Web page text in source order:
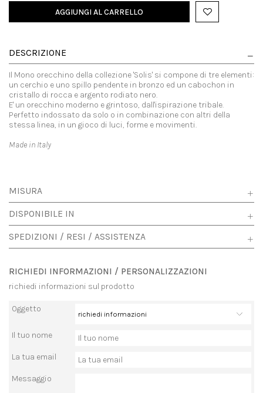
AGGIUNGI AL CARRELLO
DESCRIZIONE
Il Mono orecchino della collezione 'Solis' si compone di tre elementi:
un cerchio e uno spillo pendente in bronzo ed un cabochon in
cristallo di rocca e argento rodiato nero.
E' un orecchino moderno e grintoso, dall'ispirazione tribale.
Perfetto indossato da solo o in combinazione con altri della
stessa linea, in un gioco di luci, forme e movimenti.
Made in Italy
MISURA
DISPONIBILE IN
SPEDIZIONI / RESI / ASSISTENZA
RICHIEDI INFORMAZIONI / PERSONALIZZAZIONI
richiedi informazioni sul prodotto
Oggetto
Il tuo nome
La tua email
Messaggio